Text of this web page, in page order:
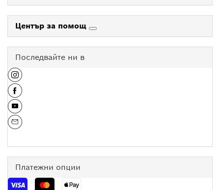
Център за помощ
Последвайте ни в
Платежни опции